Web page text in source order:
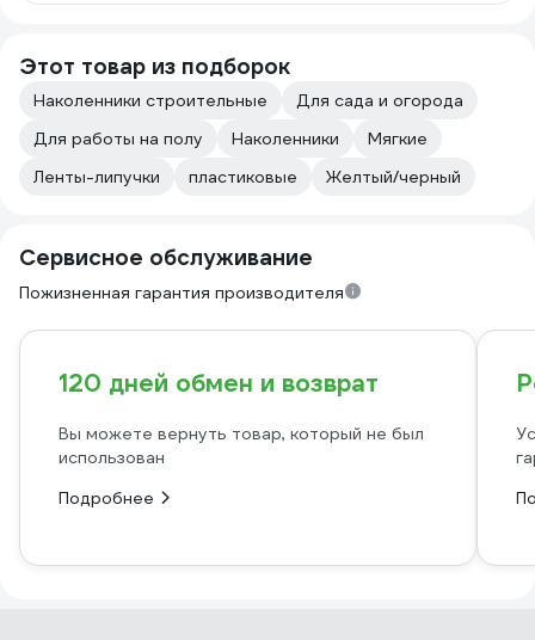
Этот товар из подборок
Наколенники строительные
Для сада и огорода
Для работы на полу
Наколенники
Мягкие
Ленты-липучки
пластиковые Желтый/черный
Сервисное обслуживание
Пожизненная гарантия производителя
120 дней обмен и возврат
Вы можете вернуть товар, который не был
использован
Подробнее